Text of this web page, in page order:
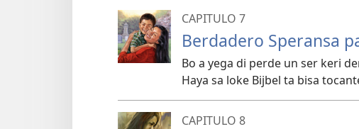
CAPITULO 7
Berdadero Speransa
Bo a yega di perde un ser keri
Haya sa loke Bijbel ta bisa
CAPITULO 8